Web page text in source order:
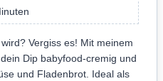
Vergiss es! Mit meinem
Dip babyfood-cremig und
und Fladenbrot. Ideal als